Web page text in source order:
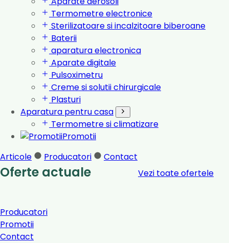
Termometre electronice
Sterilizatoare si incalzitoare biberoane
Baterii
aparatura electronica
Aparate digitale
Pulsoximetru
Creme si solutii chirurgicale
Plasturi
Aparatura pentru casa
Termometre si climatizare
Promotii
Articole
Producatori Contact
Oferte actuale Vezi toate ofertele
Producatori
Promotii
Contact